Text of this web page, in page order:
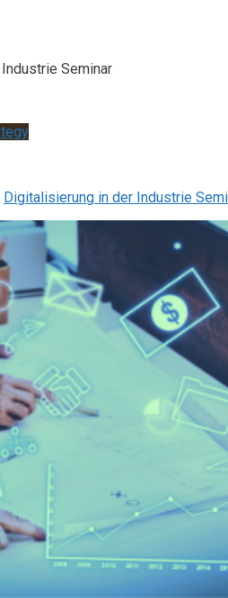
Seminar
Digitalisierung in der Industrie